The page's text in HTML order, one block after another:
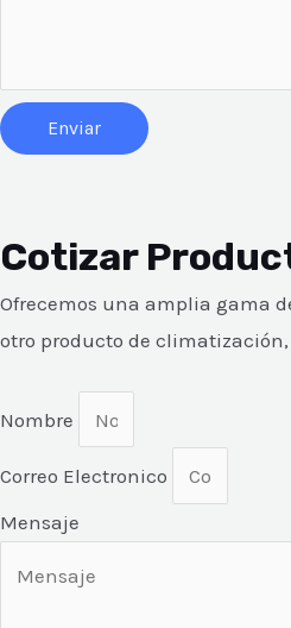
Enviar
Cotizar
Ofrecemos una amplia gama
otro producto de
Nombre
Correo Electronico
Mensaje